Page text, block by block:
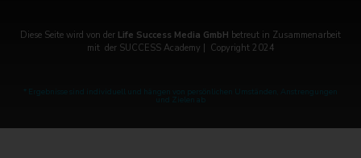
Diese Seite wird von der Life Success Media GmbH betreut in Zusammenarbeit
mit der SUCCESS Academy | Copyright 2024
* Ergebnisse sind individuell und hängen von persönlichen Umständen, Anstrengungen
und Zielen ab